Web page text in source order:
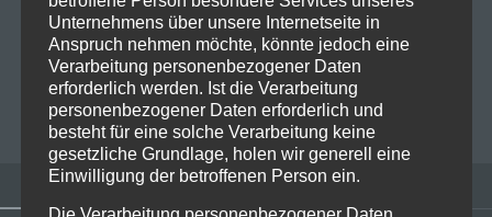
Unternehmens über unsere Internetseite in
Anspruch nehmen möchte, könnte jedoch eine
Verarbeitung personenbezogener Daten
erforderlich werden. Ist die Verarbeitung
personenbezogener Daten erforderlich und
besteht für eine solche Verarbeitung keine
gesetzliche Grundlage, holen wir generell eine
Einwilligung der betroffenen Person ein.